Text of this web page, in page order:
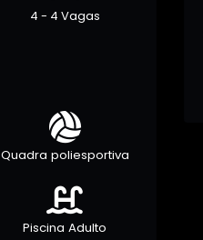
4 - 4 Vagas
Quadra poliesportiva
Piscina Adulto